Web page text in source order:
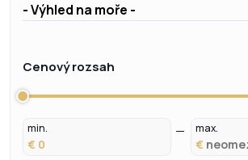
- Výhled na moře -
Cenový rozsah
min.
€
max.
€